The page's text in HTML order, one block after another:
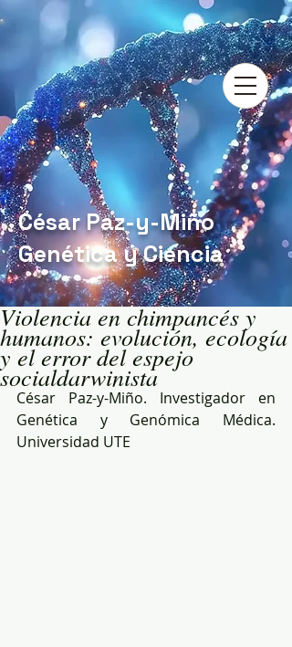
César Paz-y-Miño
Genética y Ciencia
Violencia en chimpancés y
humanos: evolución, ecología
y el error del espejo
socialdarwinista
César Paz-y-Miño. Investigador en
Genética y Genómica Médica.
Universidad UTE